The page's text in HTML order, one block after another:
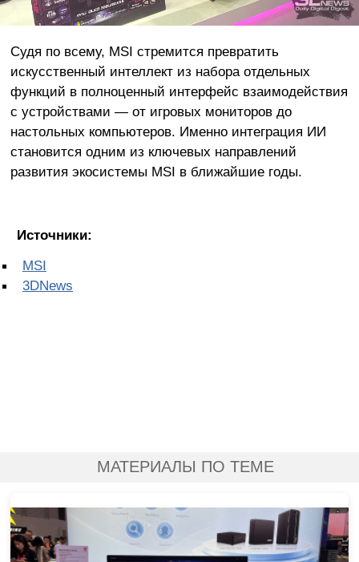
Судя по всему, MSI стремится превратить
искусственный интеллект из набора отдельных
функций в полноценный интерфейс взаимодействия
с устройствами — от игровых мониторов до
настольных компьютеров. Именно интеграция ИИ
становится одним из ключевых направлений
развития экосистемы MSI в ближайшие годы.
Источники:
MSI
3DNews
МАТЕРИАЛЫ ПО ТЕМЕ